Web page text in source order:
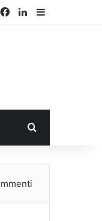
Facebook
LinkedIn